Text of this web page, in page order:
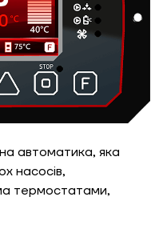
автоматика, яка
насосів,
термостатами,